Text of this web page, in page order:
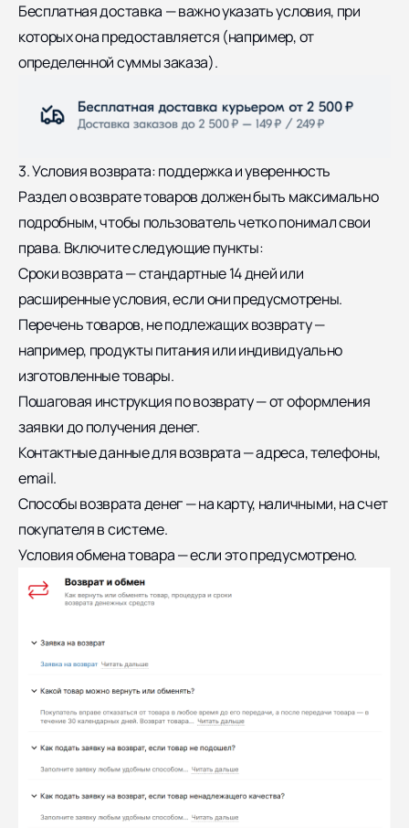
Бесплатная доставка — важно указать условия, при
которых она предоставляется (например, от
определенной суммы заказа).
3. Условия возврата: поддержка и уверенность
Раздел о возврате товаров должен быть максимально
подробным, чтобы пользователь четко понимал свои
права. Включите следующие пункты:
Сроки возврата — стандартные 14 дней или
расширенные условия, если они предусмотрены.
Перечень товаров, не подлежащих возврату —
например, продукты питания или индивидуально
изготовленные товары.
Пошаговая инструкция по возврату — от оформления
заявки до получения денег.
Контактные данные для возврата — адреса, телефоны,
email.
Способы возврата денег — на карту, наличными, на счет
покупателя в системе.
Условия обмена товара — если это предусмотрено.